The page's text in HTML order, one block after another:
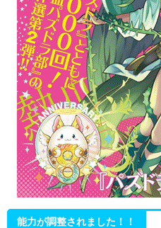
能力が調整されました！！